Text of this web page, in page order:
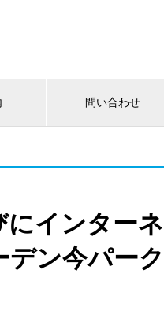
問い合わせ
インター
デン今パー